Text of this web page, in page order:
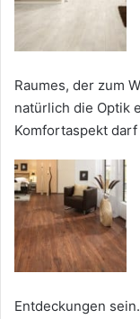
Raumes, der zum
natürlich die Optik
Komfortaspekt
Entdeckungen